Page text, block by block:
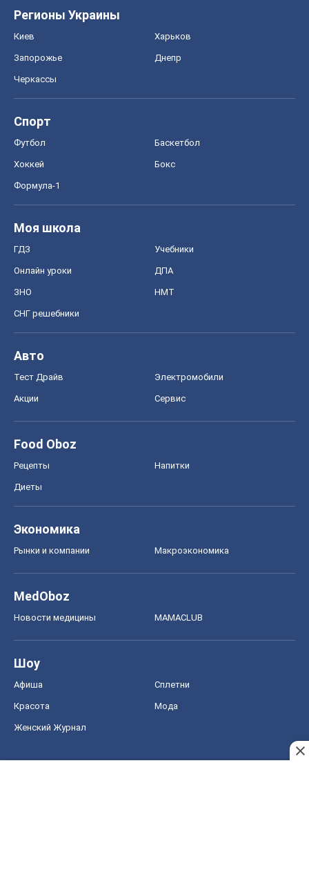
Регионы Украины
Киев Харьков
Запорожье Днепр
Черкассы
Спорт
Футбол Баскетбол
Хоккей Бокс
Формула-1
Моя школа
ГДЗ Учебники
Онлайн уроки ДПА
ЗНО НМТ
СНГ решебники
Авто
Тест Драйв Электромобили
Акции Сервис
Food Oboz
Рецепты Напитки
Диеты
Экономика
Рынки и компании Mакроэкономика
MedOboz
Новости медицины MAMACLUB
Шоу
Афиша Сплетни
Красота Мода
Женский Журнал